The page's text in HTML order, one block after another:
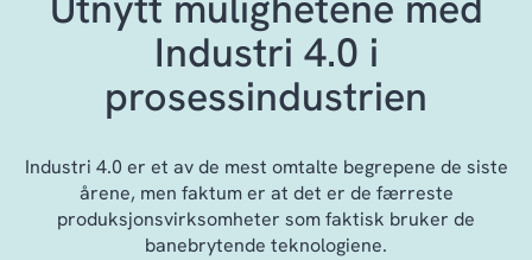
Industri 4.0 i
prosessindustrien
Industri 4.0 er et av de mest omtalte begrepene de siste
årene, men faktum er at det er de færreste
produksjonsvirksomheter som faktisk bruker de
banebrytende teknologiene.